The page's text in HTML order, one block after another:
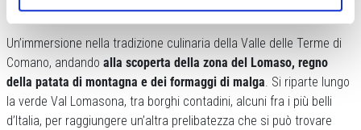
Un’immersione nella tradizione culinaria della Valle delle Terme di
Comano, andando alla scoperta della zona del Lomaso, regno
della patata di montagna e dei formaggi di malga. Si riparte lungo
la verde Val Lomasona, tra borghi contadini, alcuni fra i più belli
d’Italia, per raggiungere un’altra prelibatezza che si può trovare